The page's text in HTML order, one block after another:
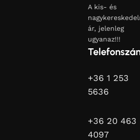
A kis- és
ár, jelenleg
ugyanaz!!!
+36 1 253
5636
+36 20 463
4097